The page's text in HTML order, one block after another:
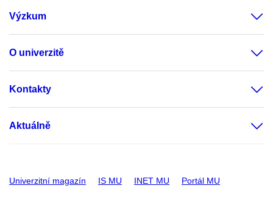
Výzkum
O univerzitě
Kontakty
Aktuálně
Univerzitní magazín IS MU INET MU Portál MU